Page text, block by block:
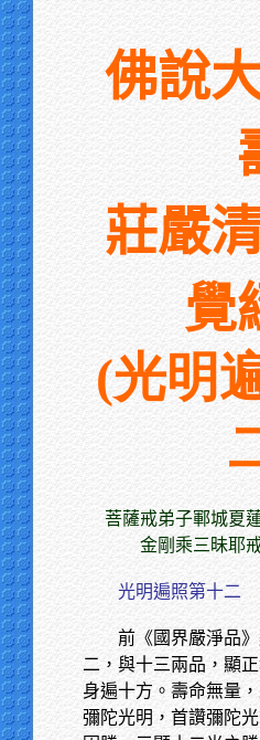
佛說
莊嚴
覺
(光明
菩薩戒弟子鄆城夏
金剛乘三昧耶
光明遍照第十二
前《國界嚴淨品
二，與十三兩品，顯
身遍十方。壽命無量
彌陀光明，首讚彌陀